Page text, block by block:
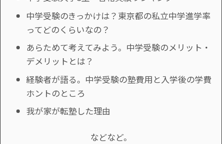
中学受験のきっかけは？東京都の私立中学進学率
ってどのくらいなの？
あらためて考えてみよう。中学受験のメリット・
デメリットとは？
経験者が語る。中学受験の塾費用と入学後の学費
ホントのところ
我が家が転塾した理由
などなど。